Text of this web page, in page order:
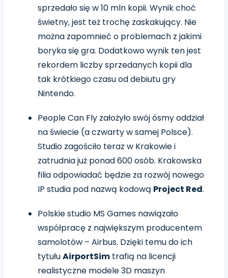
sprzedało się w 10 mln kopii. Wynik choć
świetny, jest też trochę zaskakujący. Nie
można zapomnieć o problemach z jakimi
boryka się gra. Dodatkowo wynik ten jest
rekordem liczby sprzedanych kopii dla
tak krótkiego czasu od debiutu gry
Nintendo.
People Can Fly założyło swój ósmy oddział
na świecie (a czwarty w samej Polsce).
Studio zagościło teraz w Krakowie i
zatrudnia już ponad 600 osób. Krakowska
filia odpowiadać będzie za rozwój nowego
IP studia pod nazwą kodową Project Red.
Polskie studio MS Games nawiązało
współpracę z największym producentem
samolotów – Airbus. Dzięki temu do ich
tytułuAirportSim trafią na licencji
realistyczne modele 3D maszyn